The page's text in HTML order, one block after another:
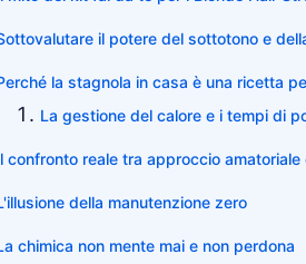
il potere del sottotono e
la stagnola in casa è una ricetta
La gestione del calore e i tempi di
confronto reale tra approccio
della manutenzione zero
chimica non mente mai e non perdona